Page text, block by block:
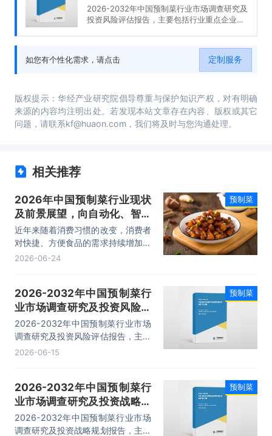
2026-2032年中国预制菜行业市场调查研究及
投资风险评估报告，主要包括行业重点企业经
如您有个性化需求，请点击
定制服务
版权提示：华经产业研究院倡导尊重与保护知识产权，对有明确
来源的内容均注明出处。若发现本站文章存在内容、版权或其它
问题，请联系kf@huaon.com，我们将及时与您沟通处理。
相关推荐
2026年中国预制菜行业现状
及前景展望，向自动化、智能
化、绿色化、高效化方向发展
「图」
近年来随着消费习惯的改变，消费者
对快捷、方便食品的需求持续增加，
追求效率、产品种类多样化，加上多
持续拉动预制菜产业稳步扩张。数据
显示，2024年中国预制菜市场规模
已达到5354亿元，同比增长
3.66%。
2026-06-24
预制菜
2026-2032年中国预制菜行
业市场调查研究及投资风险评
估报告
2026-2032年中国预制菜行业市场
调查研究及投资风险评估报告，主要
包括行业重点企业经营分析、竞争风
2026-06-15
预制菜
2026-2032年中国预制菜行
业市场调查研究及投资战略规
划报告
2026-2032年中国预制菜行业市场
调查研究及投资战略规划报告，主要
预制菜